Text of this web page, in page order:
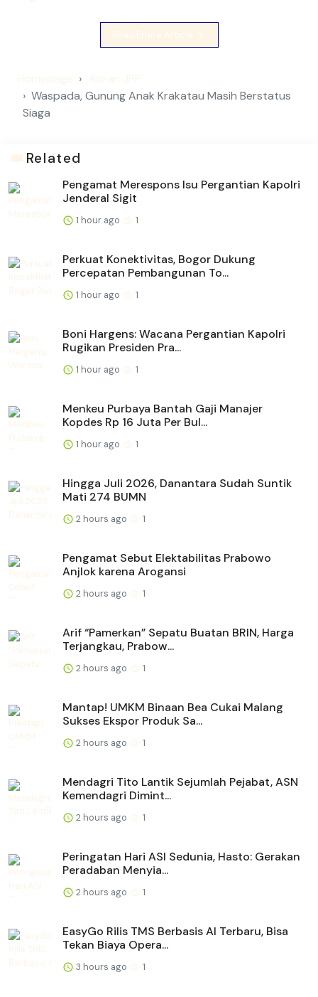
Read Entire Article
Homepage
Koran JPP
Waspada, Gunung Anak Krakatau Masih Berstatus
Siaga
Related
Pengamat Merespons Isu Pergantian Kapolri
Jenderal Sigit
1 hour ago 1
Perkuat Konektivitas, Bogor Dukung
Percepatan Pembangunan To...
1 hour ago 1
Boni Hargens: Wacana Pergantian Kapolri
Rugikan Presiden Pra...
1 hour ago 1
Menkeu Purbaya Bantah Gaji Manajer
Kopdes Rp 16 Juta Per Bul...
1 hour ago 1
Hingga Juli 2026, Danantara Sudah Suntik
Mati 274 BUMN
2 hours ago 1
Pengamat Sebut Elektabilitas Prabowo
Anjlok karena Arogansi
2 hours ago 1
Arif “Pamerkan” Sepatu Buatan BRIN, Harga
Terjangkau, Prabow...
2 hours ago 1
Mantap! UMKM Binaan Bea Cukai Malang
Sukses Ekspor Produk Sa...
2 hours ago 1
Mendagri Tito Lantik Sejumlah Pejabat, ASN
Kemendagri Dimint...
2 hours ago 1
Peringatan Hari ASI Sedunia, Hasto: Gerakan
Peradaban Menyia...
2 hours ago 1
EasyGo Rilis TMS Berbasis AI Terbaru, Bisa
Tekan Biaya Opera...
3 hours ago 1